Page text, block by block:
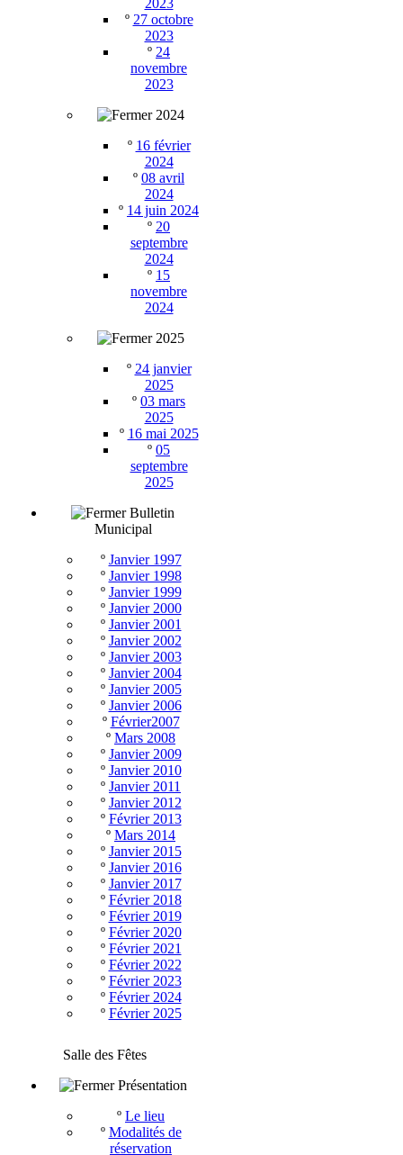
2023
º 27 octobre
2023
º 24
novembre
2023
2024
º 16 février
2024
º 08 avril
2024
º 14 juin 2024
º 20
septembre
2024
º 15
novembre
2024
2025
º 24 janvier
2025
º 03 mars
2025
º 16 mai 2025
º 05
septembre
2025
Bulletin
Municipal
º Janvier 1997
º Janvier 1998
º Janvier 1999
º Janvier 2000
º Janvier 2001
º Janvier 2002
º Janvier 2003
º Janvier 2004
º Janvier 2005
º Janvier 2006
º Février2007
º Mars 2008
º Janvier 2009
º Janvier 2010
º Janvier 2011
º Janvier 2012
º Février 2013
º Mars 2014
º Janvier 2015
º Janvier 2016
º Janvier 2017
º Février 2018
º Février 2019
º Février 2020
º Février 2021
º Février 2022
º Février 2023
º Février 2024
º Février 2025
Salle des Fêtes
Présentation
º Le lieu
º Modalités de
réservation